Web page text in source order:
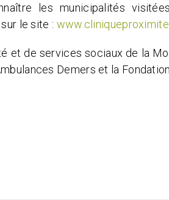
les municipalités
le site :
et de services sociaux de la
Demers et la